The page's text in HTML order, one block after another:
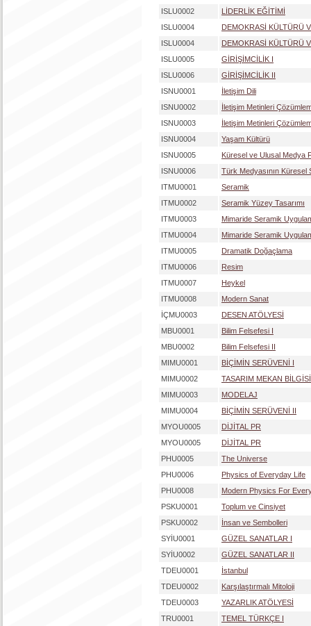
ISLU0002
LİDERLİK EĞİTİMİ
ISLU0004
DEMOKRASİ KÜLTÜRÜ
ISLU0004
DEMOKRASİ KÜLTÜRÜ
ISLU0005
GİRİŞİMCİLİK I
ISLU0006
GİRİŞİMCİLİK II
ISNU0001
İletişim Dili
ISNU0002
İletişim Metinleri
ISNU0003
İletişim Metinleri
ISNU0004
Yaşam Kültürü
ISNU0005
Küresel ve Ulusal Medya
ISNU0006
Türk Medyasının Küresel
ITMU0001
Seramik
ITMU0002
Seramik Yüzey Tasarımı
ITMU0003
Mimaride Seramik
ITMU0004
Mimaride Seramik
ITMU0005
Dramatik Doğaçlama
ITMU0006
Resim
ITMU0007
Heykel
ITMU0008
Modern Sanat
İÇMU0003
DESEN ATÖLYESİ
MBU0001
Bilim Felsefesi I
MBU0002
Bilim Felsefesi II
MIMU0001
BİÇİMİN SERÜVENİ I
MIMU0002
TASARIM MEKAN BİLGİSİ
MIMU0003
MODELAJ
MIMU0004
BİÇİMİN SERÜVENİ II
MYOU0005
DİJİTAL PR
MYOU0005
DİJİTAL PR
PHU0005
The Universe
PHU0006
Physics of Everyday Life
PHU0008
Modern Physics For
PSKU0001
Toplum ve Cinsiyet
PSKU0002
İnsan ve Sembolleri
SYİU0001
GÜZEL SANATLAR I
SYİU0002
GÜZEL SANATLAR II
TDEU0001
İstanbul
TDEU0002
Karşılaştırmalı Mitoloji
TDEU0003
YAZARLIK ATÖLYESİ
TRU0001
TEMEL TÜRKÇE I